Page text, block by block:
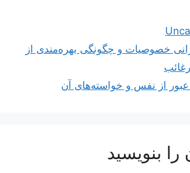
خصوصیات و چگونگی بهره‌مندی از
عبور از نفس و خواسته‏‌هاى آن‏
را بنویسید